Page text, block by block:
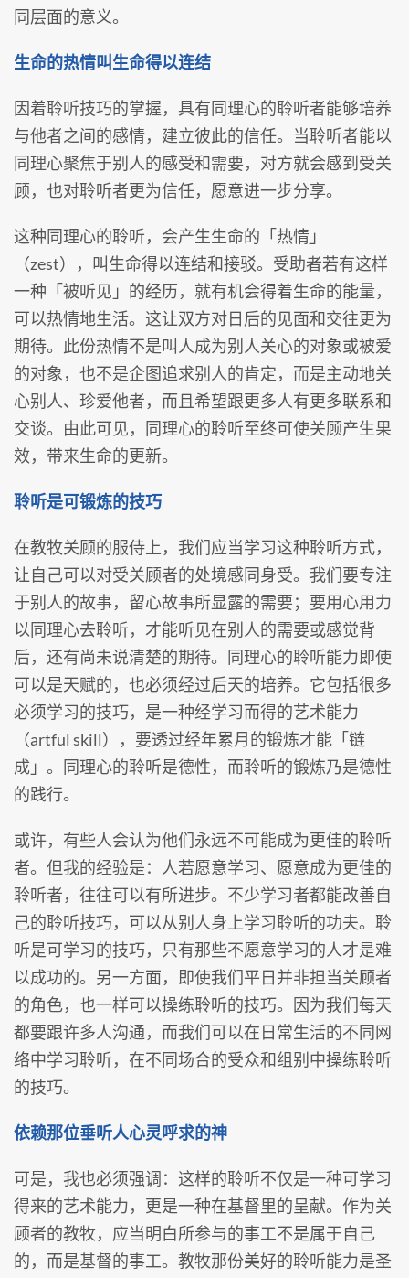
同层面的意义。
生命的热情叫生命得以连结
因着聆听技巧的掌握，具有同理心的聆听者能够培养
与他者之间的感情，建立彼此的信任。当聆听者能以
同理心聚焦于别人的感受和需要，对方就会感到受关
顾，也对聆听者更为信任，愿意进一步分享。
这种同理心的聆听，会产生生命的「热情」
（zest），叫生命得以连结和接驳。受助者若有这样
一种「被听见」的经历，就有机会得着生命的能量，
可以热情地生活。这让双方对日后的见面和交往更为
期待。此份热情不是叫人成为别人关心的对象或被爱
的对象，也不是企图追求别人的肯定，而是主动地关
心别人、珍爱他者，而且希望跟更多人有更多联系和
交谈。由此可见，同理心的聆听至终可使关顾产生果
效，带来生命的更新。
聆听是可锻炼的技巧
在教牧关顾的服侍上，我们应当学习这种聆听方式，
让自己可以对受关顾者的处境感同身受。我们要专注
于别人的故事，留心故事所显露的需要；要用心用力
以同理心去聆听，才能听见在别人的需要或感觉背
后，还有尚未说清楚的期待。同理心的聆听能力即使
可以是天赋的，也必须经过后天的培养。它包括很多
必须学习的技巧，是一种经学习而得的艺术能力
（artful skill），要透过经年累月的锻炼才能「链
成」。同理心的聆听是德性，而聆听的锻炼乃是德性
的践行。
或许，有些人会认为他们永远不可能成为更佳的聆听
者。但我的经验是：人若愿意学习、愿意成为更佳的
聆听者，往往可以有所进步。不少学习者都能改善自
己的聆听技巧，可以从别人身上学习聆听的功夫。聆
听是可学习的技巧，只有那些不愿意学习的人才是难
以成功的。另一方面，即使我们平日并非担当关顾者
的角色，也一样可以操练聆听的技巧。因为我们每天
都要跟许多人沟通，而我们可以在日常生活的不同网
络中学习聆听，在不同场合的受众和组别中操练聆听
的技巧。
依赖那位垂听人心灵呼求的神
可是，我也必须强调：这样的聆听不仅是一种可学习
得来的艺术能力，更是一种在基督里的呈献。作为关
顾者的教牧，应当明白所参与的事工不是属于自己
的，而是基督的事工。教牧那份美好的聆听能力是圣